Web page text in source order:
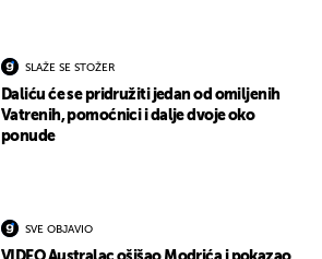
SLAŽE SE STOŽER
Daliću će se pridružiti jedan od omiljenih
Vatrenih, pomoćnici i dalje dvoje oko
ponude
SVE OBJAVIO